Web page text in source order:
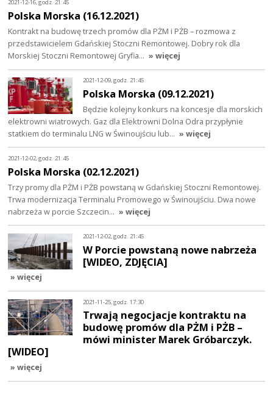
2021-12-16, godz. 21:45
Polska Morska (16.12.2021)
Kontrakt na budowę trzech promów dla PŻM i PŻB – rozmowa z
przedstawicielem Gdańskiej Stoczni Remontowej. Dobry rok dla
Morskiej Stoczni Remontowej Gryfia… » więcej
2021-12-09, godz. 21:45
Polska Morska (09.12.2021)
Będzie kolejny konkurs na koncesje dla morskich
elektrowni wiatrowych. Gaz dla Elektrowni Dolna Odra przypłynie
statkiem do terminalu LNG w Świnoujściu lub… » więcej
2021-12-02, godz. 21:45
Polska Morska (02.12.2021)
Trzy promy dla PŻM i PŻB powstaną w Gdańskiej Stoczni Remontowej.
Trwa modernizacja Terminalu Promowego w Świnoujściu. Dwa nowe
nabrzeża w porcie Szczecin… » więcej
2021-12-02, godz. 21:45
W Porcie powstaną nowe nabrzeża
[WIDEO, ZDJĘCIA]
» więcej
2021-11-25, godz. 17:30
Trwają negocjacje kontraktu na
budowę promów dla PŻM i PŻB –
mówi minister Marek Gróbarczyk.
[WIDEO]
» więcej